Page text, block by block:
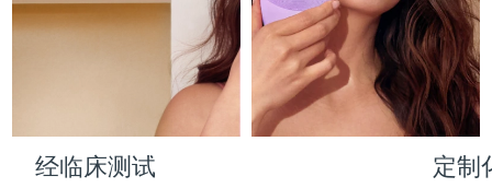
经临床测试 定制
FAQ™产品
All anti-aging treatments
FAQ™产品
All LED treatments
FAQ™ products
All toning treatments
PEACH™ 2
IPL hair removal
PEACH™ 2 go
LUNA™ 4 body
Massaging body brush
SUPERCHARGED™ serum
ESPADA™ 2 plus
Recurring acne LED therapy
眼部护理
BEAR™ 2 eyes & lips
Microcurrent line smoothing device
毛孔护理
德国 预计送达日期09/08/2026
预计送达日期13/08/2026
预计送达日期 09/08/2026
中国香港特别行政区 10/08/2026